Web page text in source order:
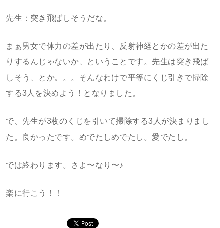
先生：突き飛ばしそうだな。
まぁ男女で体力の差が出たり、反射神経とかの差が出た
りするんじゃないか、ということです。先生は突き飛ば
しそう、とか。。。そんなわけで平等にくじ引きで掃除
する3人を決めよう！となりました。
で、先生が3枚のくじを引いて掃除する3人が決まりまし
た。良かったです。めでたしめでたし。愛でたし。
では終わります。さよ〜なり〜♪
楽に行こう！！